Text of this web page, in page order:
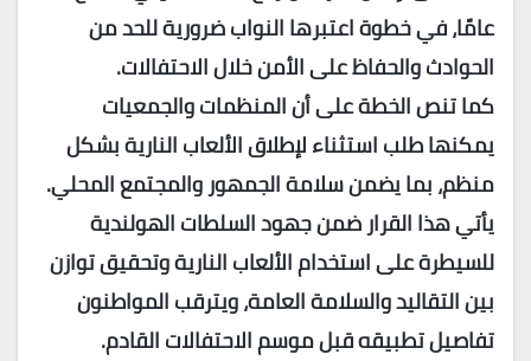
عامًا، في خطوة اعتبرها النواب ضرورية للحد من
الحوادث والحفاظ على الأمن خلال الاحتفالات.
كما تنص الخطة على أن المنظمات والجمعيات
يمكنها طلب استثناء لإطلاق الألعاب النارية بشكل
منظم، بما يضمن سلامة الجمهور والمجتمع المحلي.
يأتي هذا القرار ضمن جهود السلطات الهولندية
للسيطرة على استخدام الألعاب النارية وتحقيق توازن
بين التقاليد والسلامة العامة، ويترقب المواطنون
تفاصيل تطبيقه قبل موسم الاحتفالات القادم.